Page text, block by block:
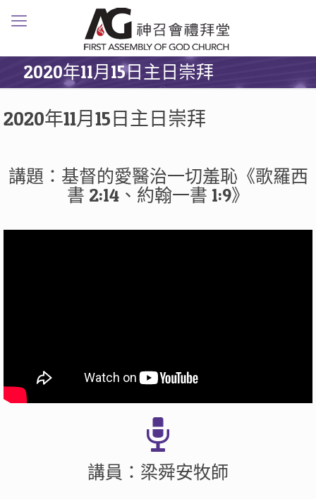
2020年11月15日主日崇拜
2020年11月15日主日崇拜
講題：基督的愛醫治一切羞恥《歌羅西
書 2:14、約翰一書 1:9》
講員：梁舜安牧師